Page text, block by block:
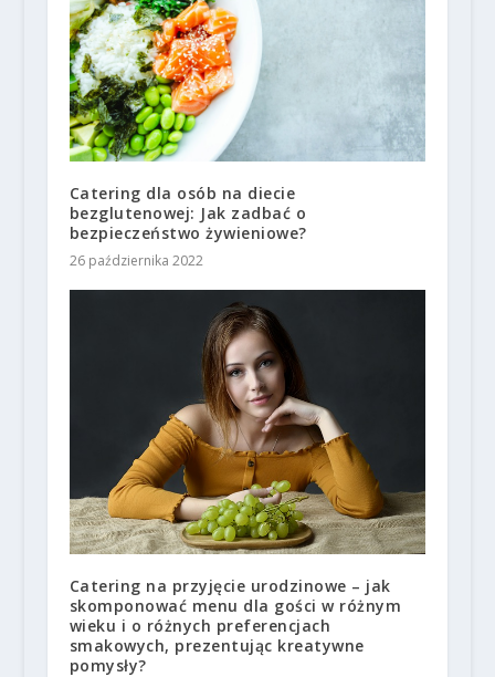
Catering dla osób na diecie
bezglutenowej: Jak zadbać o
bezpieczeństwo żywieniowe?
26 października 2022
Catering na przyjęcie urodzinowe – jak
skomponować menu dla gości w różnym
wieku i o różnych preferencjach
smakowych, prezentując kreatywne
pomysły?